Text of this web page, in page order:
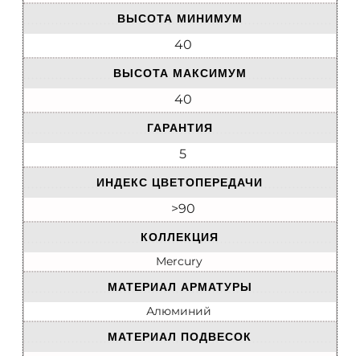
ВЫСОТА МИНИМУМ
40
ВЫСОТА МАКСИМУМ
40
ГАРАНТИЯ
5
ИНДЕКС ЦВЕТОПЕРЕДАЧИ
>90
КОЛЛЕКЦИЯ
Mercury
МАТЕРИАЛ АРМАТУРЫ
Алюминий
МАТЕРИАЛ ПОДВЕСОК